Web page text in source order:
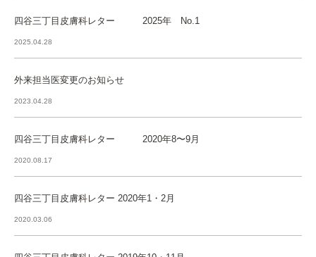
四谷三丁目皮膚科レター 2025年 No.1
2025.04.28
外来担当医変更のお知らせ
2023.04.28
四谷三丁目皮膚科レター 2020年8〜9月
2020.08.17
四谷三丁目皮膚科レター 2020年1・2月
2020.03.06